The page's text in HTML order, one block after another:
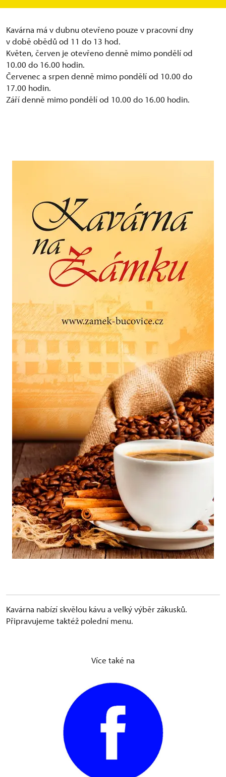
Kavárna má v dubnu otevřeno pouze v pracovní dny
v době obědů od 11 do 13 hod.
Květen, červen je otevřeno denně mimo pondělí od
10.00 do 16.00 hodin.
Červenec a srpen denně mimo pondělí od 10.00 do
17.00 hodin.
Září denně mimo pondělí od 10.00 do 16.00 hodin.
Kavárna nabízí skvělou kávu a velký výběr zákusků.
Připravujeme taktéž polední menu.
Více také na